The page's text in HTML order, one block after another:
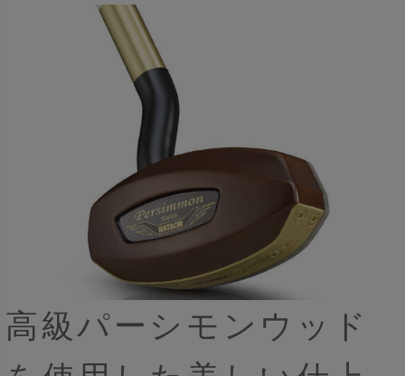
高級パーシモンウッド